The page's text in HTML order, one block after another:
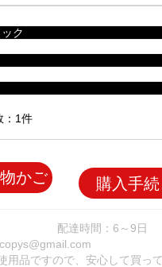
：1件
かご 購入手
配達時間：6～9日
用品ですので、安心して買っ